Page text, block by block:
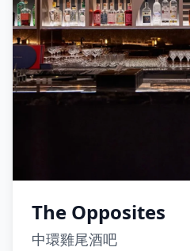
The Opposites
中環雞尾酒吧